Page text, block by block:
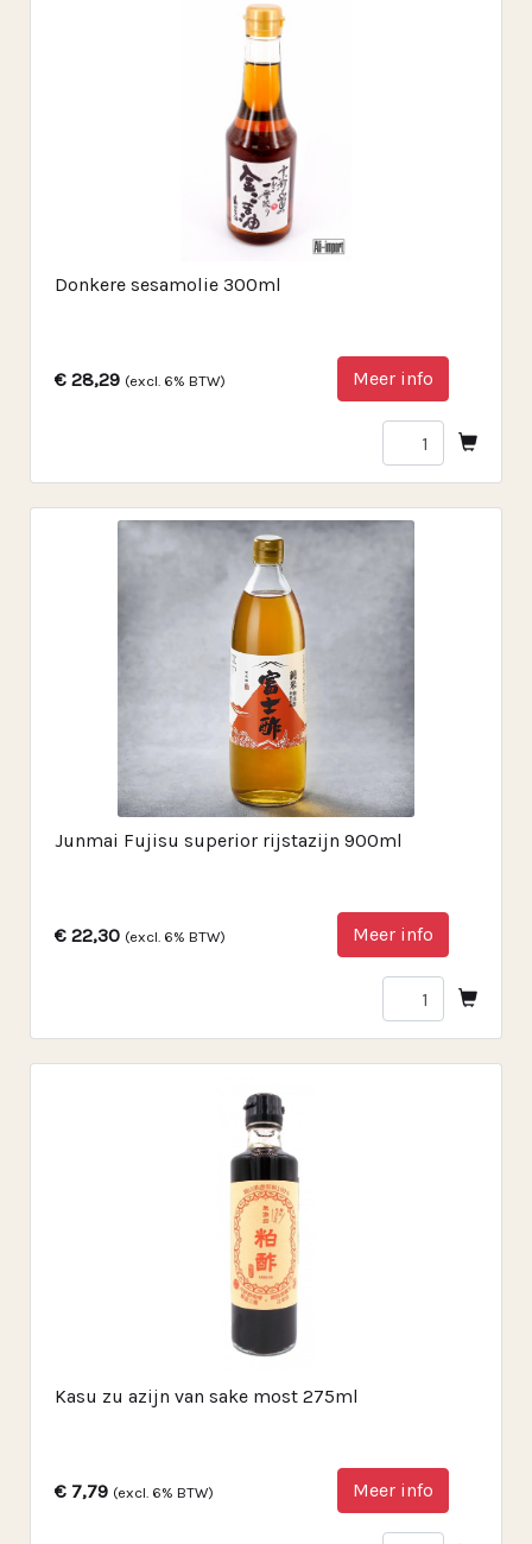
Donkere sesamolie 300ml
€ 28,29 (excl. 6% BTW) Meer info
Junmai Fujisu superior rijstazijn 900ml
€ 22,30 (excl. 6% BTW) Meer info
Kasu zu azijn van sake most 275ml
€ 7,79 (excl. 6% BTW) Meer info